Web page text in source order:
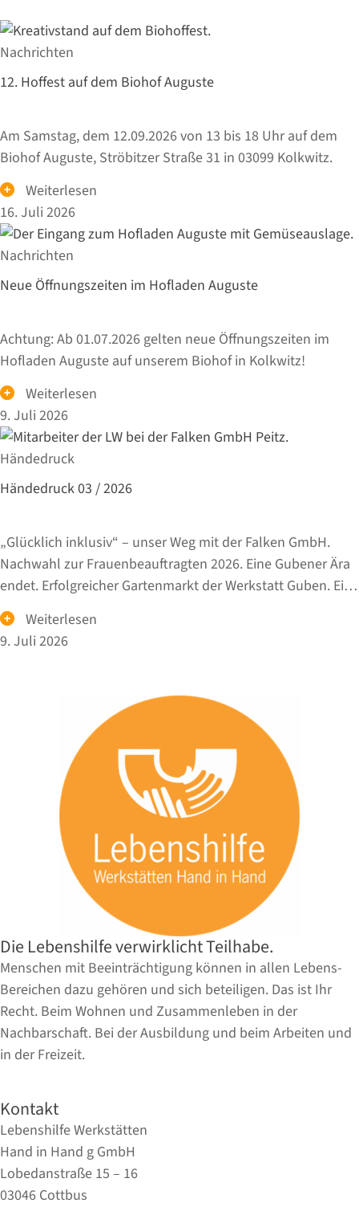
Nachrichten
12. Hoffest auf dem Biohof Auguste
Am Samstag, dem 12.09.2026 von 13 bis 18 Uhr auf dem
Biohof Auguste, Ströbitzer Straße 31 in 03099 Kolkwitz.
Weiterlesen
16. Juli 2026
Nachrichten
Neue Öffnungszeiten im Hofladen Auguste
Achtung: Ab 01.07.2026 gelten neue Öffnungszeiten im
Hofladen Auguste auf unserem Biohof in Kolkwitz!
Weiterlesen
9. Juli 2026
Händedruck
Händedruck 03 / 2026
„Glücklich inklusiv“ – unser Weg mit der Falken GmbH.
Nachwahl zur Frauenbeauftragten 2026. Eine Gubener Ära
endet. Erfolgreicher Gartenmarkt der Werkstatt Guben. Ein
besonderer
Weiterlesen
9. Juli 2026
Die Lebenshilfe verwirklicht Teilhabe.
Menschen mit Beeinträchtigung können in allen Lebens-
Bereichen dazu gehören und sich beteiligen. Das ist Ihr
Recht. Beim Wohnen und Zusammenleben in der
Nachbarschaft. Bei der Ausbildung und beim Arbeiten und
in der Freizeit.
Kontakt
Lebenshilfe Werkstätten
Hand in Hand g GmbH
Lobedanstraße 15 – 16
03046 Cottbus